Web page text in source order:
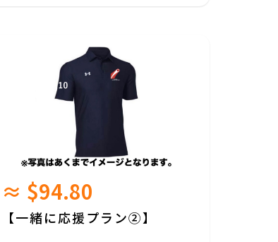
また、3分程の動画にて、感謝と選手から
のメッセージを送らせていただきます！
≈ $94.80
【一緒に応援プラン②】